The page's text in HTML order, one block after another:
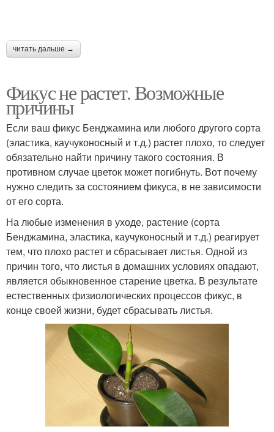
читать дальше →
Фикус не растет. Возможные
причины
Если ваш фикус Бенджамина или любого другого сорта
(эластика, каучуконосный и т.д.) растет плохо, то следует
обязательно найти причину такого состояния. В
противном случае цветок может погибнуть. Вот почему
нужно следить за состоянием фикуса, в не зависимости
от его сорта.
На любые изменения в уходе, растение (сорта
Бенджамина, эластика, каучуконосный и т.д.) реагирует
тем, что плохо растет и сбрасывает листья. Одной из
причин того, что листья в домашних условиях опадают,
является обыкновенное старение цветка. В результате
естественных физиологических процессов фикус, в
конце своей жизни, будет сбрасывать листья.